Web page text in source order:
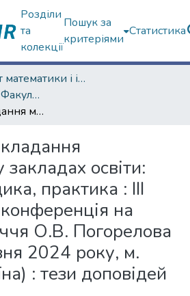
Розділи
та
колекції
Пошук за
критеріями
Статистика
Факультет математики і інформатики
Наукові видання. Факультет математики і інформатики
Проблеми викладання математики у закладах освіти: теорія, методика, практика : ІІІ Міжнародна конференція на честь 105-річчя О.В. Погорелова (26–28 березня 2024 року, м. Харків, Україна) : тези доповідей
освіти:
практика : ІІІ
на
О.В. Погорелова
2024 року, м.
: тези доповідей